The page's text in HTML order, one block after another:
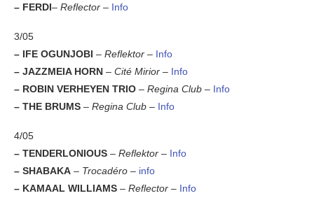
– FERDI– Reflector – Info
3/05
– IFE OGUNJOBI – Reflektor – Info
– JAZZMEIA HORN – Cité Mirior – Info
– ROBIN VERHEYEN TRIO – Regina Club – Info
– THE BRUMS – Regina Club – Info
4/05
– TENDERLONIOUS – Reflektor – Info
– SHABAKA – Trocadéro – info
– KAMAAL WILLIAMS – Reflector – Info